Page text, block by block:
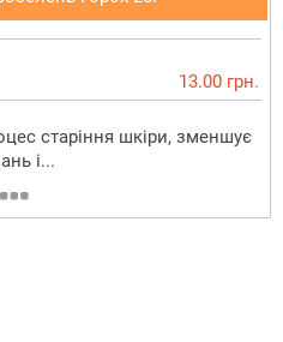
13.00 грн.
старіння шкіри, зменшує
і...